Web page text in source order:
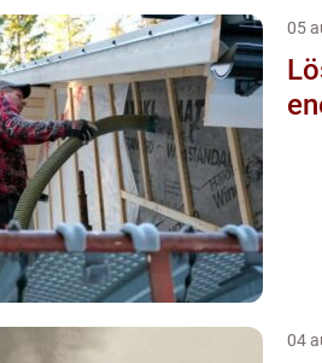
05
04